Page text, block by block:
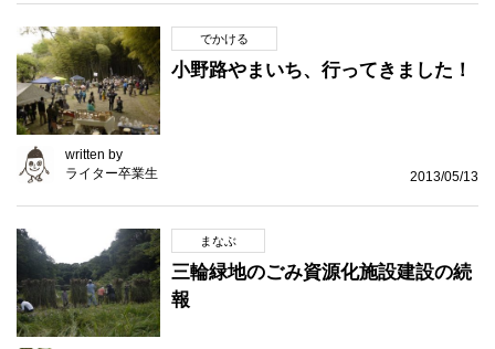
でかける
小野路やまいち、行ってきました！
written by
ライター卒業生
2013/05/13
まなぶ
三輪緑地のごみ資源化施設建設の続
報